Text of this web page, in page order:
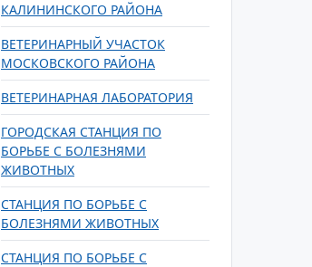
КАЛИНИНСКОГО РАЙОНА
ВЕТЕРИНАРНЫЙ УЧАСТОК
МОСКОВСКОГО РАЙОНА
ВЕТЕРИНАРНАЯ ЛАБОРАТОРИЯ
ГОРОДСКАЯ СТАНЦИЯ ПО
БОРЬБЕ С БОЛЕЗНЯМИ
ЖИВОТНЫХ
СТАНЦИЯ ПО БОРЬБЕ С
БОЛЕЗНЯМИ ЖИВОТНЫХ
СТАНЦИЯ ПО БОРЬБЕ С